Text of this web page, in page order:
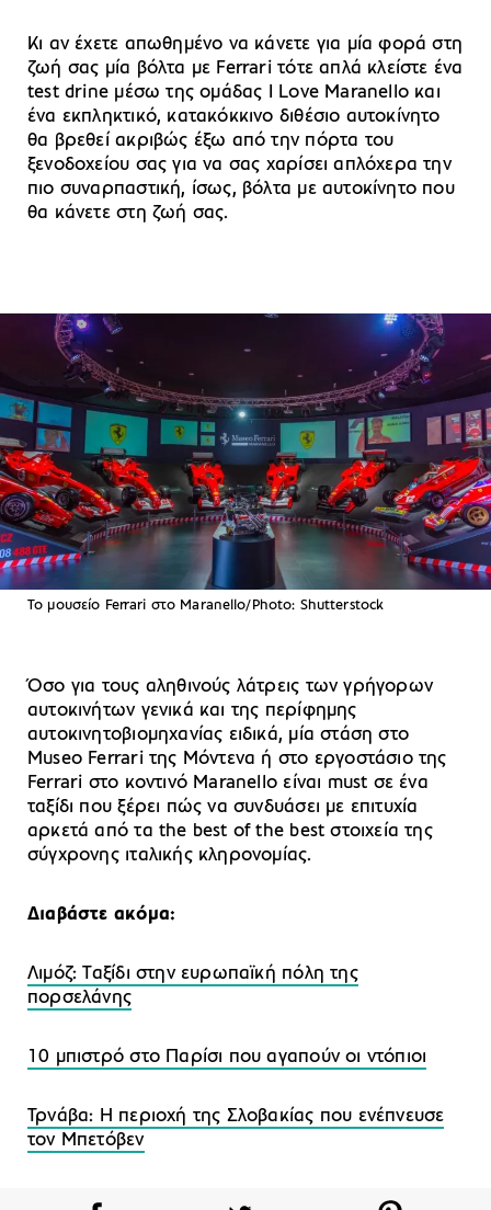
Κι αν έχετε απωθημένο να κάνετε για μία φορά στη
ζωή σας μία βόλτα με Ferrari τότε απλά κλείστε ένα
test drine μέσω της ομάδας I Love Maranello και
ένα εκπληκτικό, κατακόκκινο διθέσιο αυτοκίνητο
θα βρεθεί ακριβώς έξω από την πόρτα του
ξενοδοχείου σας για να σας χαρίσει απλόχερα την
πιο συναρπαστική, ίσως, βόλτα με αυτοκίνητο που
θα κάνετε στη ζωή σας.
To μουσείο Ferrari στο Maranello/Photo: Shutterstock
Όσο για τους αληθινούς λάτρεις των γρήγορων
αυτοκινήτων γενικά και της περίφημης
αυτοκινητοβιομηχανίας ειδικά, μία στάση στο
Museo Ferrari της Μόντενα ή στο εργοστάσιο της
Ferrari στο κοντινό Maranello είναι must σε ένα
ταξίδι που ξέρει πώς να συνδυάσει με επιτυχία
αρκετά από τα the best of the best στοιχεία της
σύγχρονης ιταλικής κληρονομίας.
Διαβάστε ακόμα:
Λιμόζ: Ταξίδι στην ευρωπαϊκή πόλη της
πορσελάνης
10 μπιστρό στο Παρίσι που αγαπούν οι ντόπιοι
Τρνάβα: Η περιοχή της Σλοβακίας που ενέπνευσε
τον Μπετόβεν